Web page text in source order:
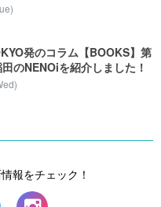
発のコラム【BOOKS】第
のNENOiを紹介しました！
報をチェック！